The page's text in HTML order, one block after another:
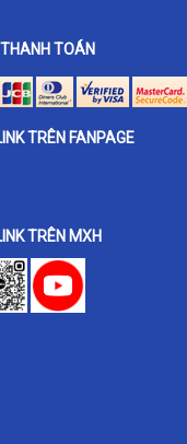
TOÁN
TRÊN FANPAGE
TRÊN MXH